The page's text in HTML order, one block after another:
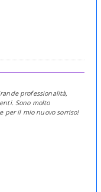
professionalità,
Sono molto
per il mio nuovo sorriso!